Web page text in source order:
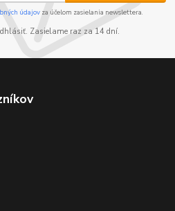
údajov za účelom zasielania newslettera.
Zasielame raz za 14 dní.